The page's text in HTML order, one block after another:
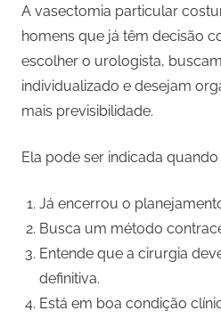
A vasectomia particular
homens que já têm decisão
escolher o urologista,
individualizado e desejam
mais previsibilidade.
Ela pode ser indicada quando
Já encerrou o
Busca um método
Entende que a cirurgia
definitiva.
Está em boa condição